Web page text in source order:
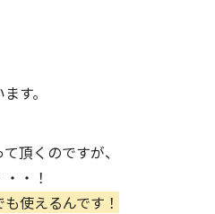
す。
頂くのですが、
・！
使えるんです！